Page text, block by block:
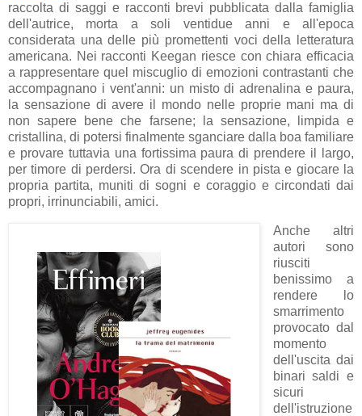
raccolta di saggi e racconti brevi pubblicata dalla famiglia
dell'autrice, morta a soli ventidue anni e all'epoca
considerata una delle più promettenti voci della letteratura
americana. Nei racconti Keegan riesce con chiara efficacia
a rappresentare quel miscuglio di emozioni contrastanti che
accompagnano i vent'anni: un misto di adrenalina e paura,
la sensazione di avere il mondo nelle proprie mani ma di
non sapere bene che farsene; la sensazione, limpida e
cristallina, di potersi finalmente sganciare dalla boa familiare
e provare tuttavia una fortissima paura di prendere il largo,
per timore di perdersi. Ora di scendere in pista e giocare la
propria partita, muniti di sogni e coraggio e circondati dai
propri, irrinunciabili, amici.
Anche altri
autori sono
riusciti
benissimo a
rendere lo
smarrimento
provocato dal
momento
dell'uscita dai
binari saldi e
sicuri
dell'istruzione